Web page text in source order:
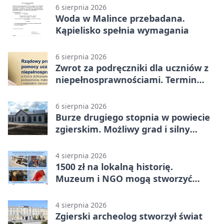
6 sierpnia 2026
Woda w Malince przebadana.
Kąpielisko spełnia wymagania
6 sierpnia 2026
Zwrot za podręczniki dla uczniów z
niepełnosprawnościami. Termin
6 sierpnia 2026
Burze drugiego stopnia w powiecie
zgierskim. Możliwy grad i silny
4 sierpnia 2026
1500 zł na lokalną historię.
Muzeum i NGO mogą stworzyć
4 sierpnia 2026
Zgierski archeolog stworzył świat